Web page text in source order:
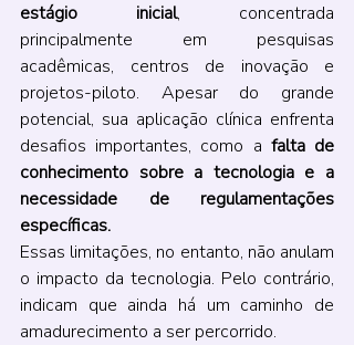
estágio inicial, concentrada
principalmente em pesquisas
acadêmicas, centros de inovação e
projetos-piloto. Apesar do grande
potencial, sua aplicação clínica enfrenta
desafios importantes, como a falta de
conhecimento sobre a tecnologia e a
necessidade de regulamentações
específicas.
Essas limitações, no entanto, não anulam
o impacto da tecnologia. Pelo contrário,
indicam que ainda há um caminho de
amadurecimento a ser percorrido.